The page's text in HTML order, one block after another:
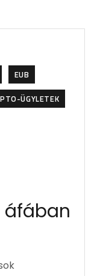
EUB
ÜGYLETEK
áfában